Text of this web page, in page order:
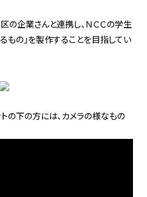
の企業さんと連携し、ＮＣＣの学生
もの」を製作することを目指してい
トの下の方には、カメラの様なもの